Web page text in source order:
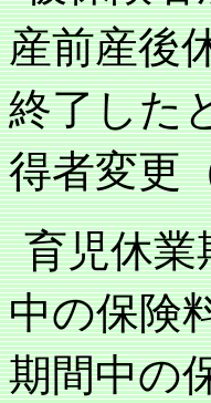
産前産後
終了した
得者変更
育児休
中の保険
期間中の